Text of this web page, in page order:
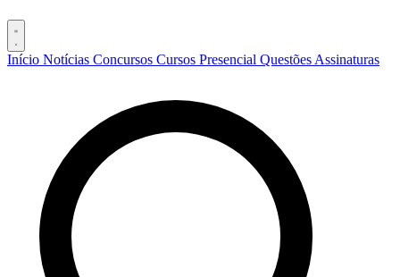
Início Notícias Concursos Cursos Presencial Questões Assinaturas